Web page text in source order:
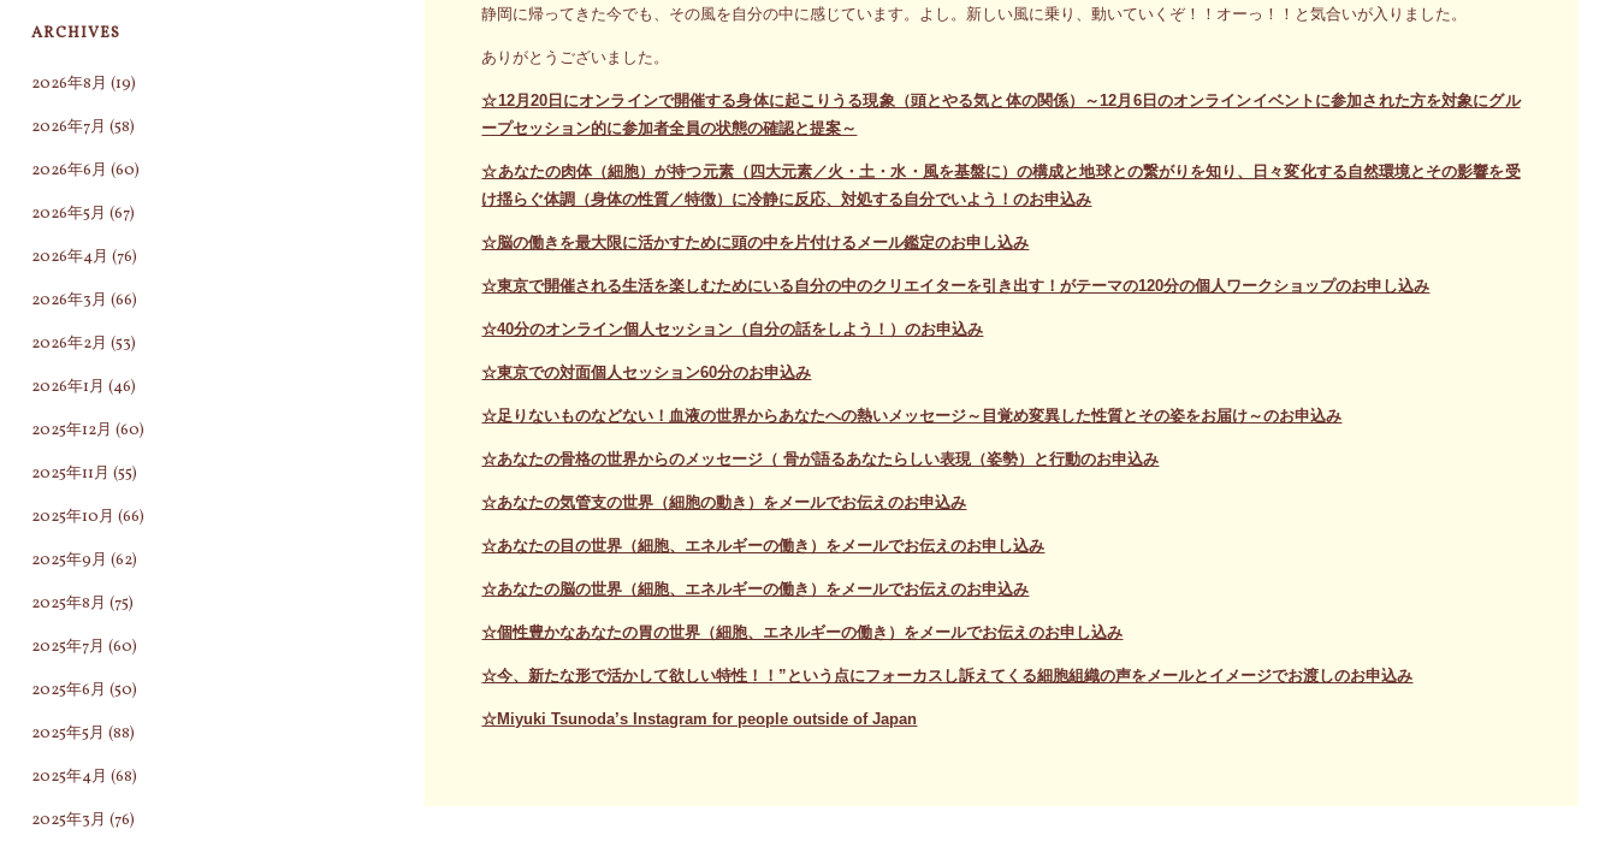
静岡に帰ってきた今でも、その風を自分の中に感じています。よし。新しい風に乗り、動いていくぞ！！オーっ！！と気合いが入りました。
ありがとうございました。
☆12月20日にオンラインで開催する身体に起こりうる現象（頭とやる気と体の関係）～12月6日のオンラインイベントに参加された方を対象にグル
ープセッション的に参加者全員の状態の確認と提案～
☆あなたの肉体（細胞）が持つ元素（四大元素／火・土・水・風を基盤に）の構成と地球との繋がりを知り、日々変化する自然環境とその影響を受
け揺らぐ体調（身体の性質／特徴）に冷静に反応、対処する自分でいよう！のお申込み
☆脳の働きを最大限に活かすために頭の中を片付けるメール鑑定のお申し込み
☆東京で開催される生活を楽しむためにいる自分の中のクリエイターを引き出す！がテーマの120分の個人ワークショップのお申し込み
☆40分のオンライン個人セッション（自分の話をしよう！）のお申込み
☆東京での対面個人セッション60分のお申込み
☆足りないものなどない！血液の世界からあなたへの熱いメッセージ～目覚め変異した性質とその姿をお届け～のお申込み
☆あなたの骨格の世界からのメッセージ（ 骨が語るあなたらしい表現（姿勢）と行動のお申込み
☆あなたの気管支の世界（細胞の動き）をメールでお伝えのお申込み
☆あなたの目の世界（細胞、エネルギーの働き）をメールでお伝えのお申し込み
☆あなたの脳の世界（細胞、エネルギーの働き）をメールでお伝えのお申込み
☆個性豊かなあなたの胃の世界（細胞、エネルギーの働き）をメールでお伝えのお申し込み
☆今、新たな形で活かして欲しい特性！！”という点にフォーカスし訴えてくる細胞組織の声をメールとイメージでお渡しのお申込み
☆Miyuki Tsunoda’s Instagram for people outside of Japan
ARCHIVES
2026年8月 (19)
2026年7月 (58)
2026年6月 (60)
2026年5月 (67)
2026年4月 (76)
2026年3月 (66)
2026年2月 (53)
2026年1月 (46)
2025年12月 (60)
2025年11月 (55)
2025年10月 (66)
2025年9月 (62)
2025年8月 (75)
2025年7月 (60)
2025年6月 (50)
2025年5月 (88)
2025年4月 (68)
2025年3月 (76)